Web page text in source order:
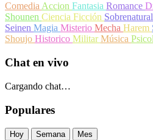
ComediaAccion Fantasia Romance
Shounen Ciencia Ficción Sobrenatural
Seinen Magia Misterio Mecha Harem
Shoujo Historico MilitarMúsica
Chat en vivo
Cargando chat…
Populares
Hoy Semana Mes